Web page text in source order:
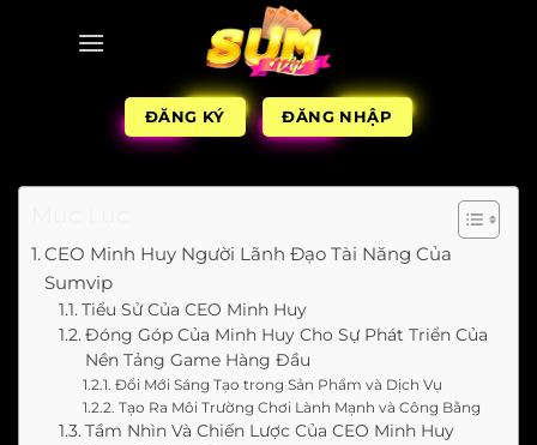
ĐĂNG KÝ ĐĂNG NHẬP
CEO Minh Huy Người Lãnh Đạo Tài Năng Của
Sumvip
Tiểu Sử Của CEO Minh Huy
Đóng Góp Của Minh Huy Cho Sự Phát Triển Của
Nền Tảng Game Hàng Đầu
Đổi Mới Sáng Tạo trong Sản Phẩm và Dịch Vụ
Tạo Ra Môi Trường Chơi Lành Mạnh và Công Bằng
Tầm Nhìn Và Chiến Lược Của CEO Minh Huy